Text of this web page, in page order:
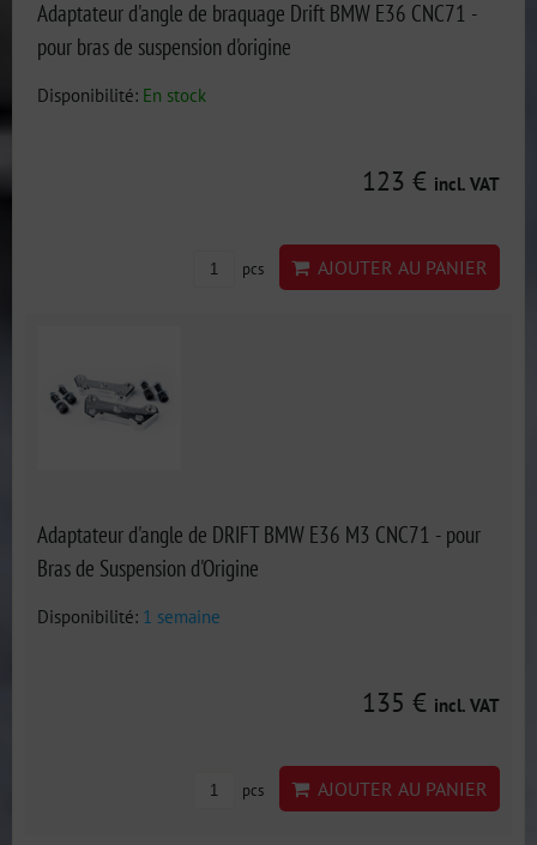
Adaptateur d'angle de braquage Drift BMW E36 CNC71 -
pour bras de suspension d'origine
Disponibilité: En stock
123 € incl. VAT
pcs AJOUTER AU PANIER
Adaptateur d'angle de DRIFT BMW E36 M3 CNC71 - pour
Bras de Suspension d'Origine
Disponibilité: 1 semaine
135 € incl. VAT
pcs AJOUTER AU PANIER